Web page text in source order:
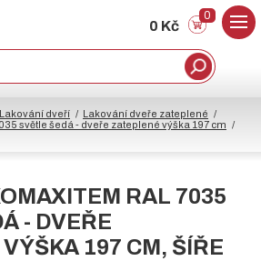
0 Kč
0
Lakování dveří
Lakování dveře zateplené
světle šedá - dveře zateplené výška 197 cm
RAL 7035
- DVEŘE
197 CM, ŠÍŘE